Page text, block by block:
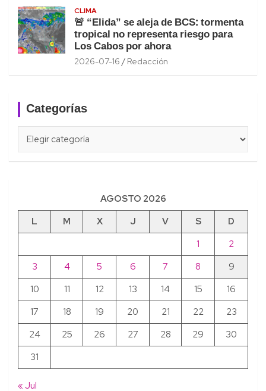
CLIMA
🚨 “Elida” se aleja de BCS: tormenta
tropical no representa riesgo para
Los Cabos por ahora
2026-07-16 Redacción
Categorías
AGOSTO 2026
L
M X J V S
D
1
2
3
4 5 6 7 8
9
10
11 12 13 14 15
16
17
18 19 20 21 22
23
24
25 26 27 28 29
30
31
« Jul